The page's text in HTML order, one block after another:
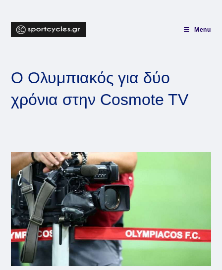
content
Menu
Ο Ολυμπιακός για δύο
χρόνια στην Cosmote TV